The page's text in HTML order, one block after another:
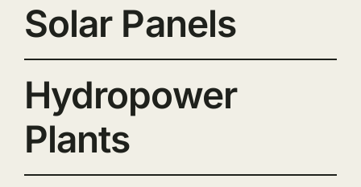
Solar Panels
Hydropower
Plants